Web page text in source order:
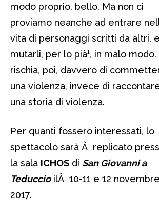
modo proprio, bello. Ma non ci
proviamo neanche ad entrare
vita di personaggi scritti da altri, e
mutarli, per lo pià¹, in malo modo.
rischia, poi, davvero di
una violenza, invece di
una storia di violenza.
Per quanti fossero interessati, lo
spettacolo sarà Â replicato
la sala ICHOS di San Giovanni a
TeduccioilÂ 10-11 e 12 novembre
2017.